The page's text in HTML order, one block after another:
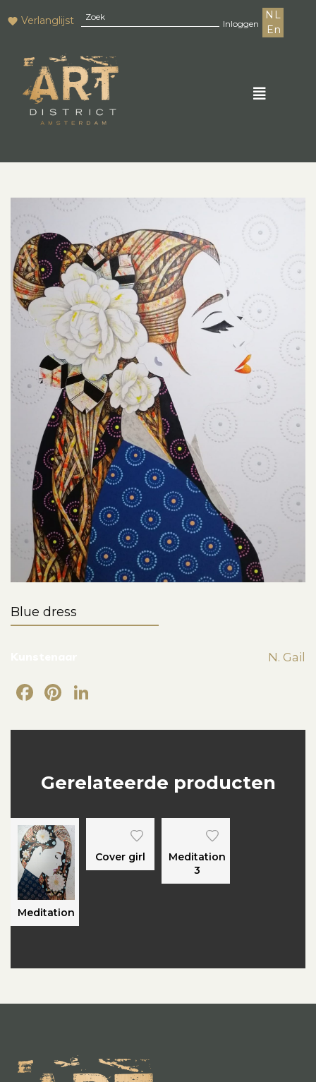
Verlanglijst Inloggen
NL
En
Blue dress
N. Gail
Facebook
Pinterest
Gerelateerde producten
Meditation
Cover girl
Meditation
3